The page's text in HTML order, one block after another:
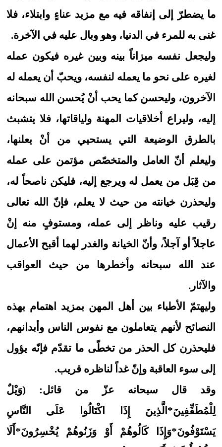
ما يضطرّ إلى إنفاقه فيه مع مزيد عناءٍ وابتلاء، فلا
غنى به للمرء في الدنيا، وهو وبال عليه في الآخرة.
وليجعل نفسه ميزاناً بينه وبين غيره فيكون عمله
لغيره على نحو ما يعمله لنفسه، ويحبّ أن يعمله له
الآخرون، وليحسن كما يحب أنْ يُحسن الله سبحانه
إليه، وليراع أخلاقيات المهنة ولياقاتها، فلا يتشبث
بالطرق الوضيعة التي يستحيي من أنْ يعلنها،
وليعلم أنّ العامل والمتخصّص مؤتمن على عمله
من قِبَل من يعمل له ويرجع إليه، فليكن ناصحاً له،
وليحذرن خيانته من حيث لا يعلم، فإنّ الله تعالى
رقيب عليه وناظر إلى عمله، ومستوفٍ منه إنْ
عاجلاً أو آجلاً، وأنّ الخيانة والغدر لهما أقبح الأعمال
عند الله سبحانه وأخطرها من حيث العواقب
والآثار.
وليهتمّ الأطباء بين أهل المهن بمزيد اهتمام بهذه
النصائح لأنهم يتعاملون مع نفوس الناس وأبدانهم،
فليحذرن كل الحذر من تخطّى ما تقدّم فإنّه يؤول
إلى سوء العاقبة وإنّ غداً لناظره قريب.
وقد قال سبحانه عزّ من قائل: (وَيْلٌ
لِلْمُطَفِّفِينَ*الَّذِينَ إِذَا اكْتَالُوا عَلَى النَّاسِ
يَسْتَوْفُونَ*وَإِذَا كَالُوهُمْ أَوْ وَزَنُوهُمْ يُخْسِرُونَ*أَلَا